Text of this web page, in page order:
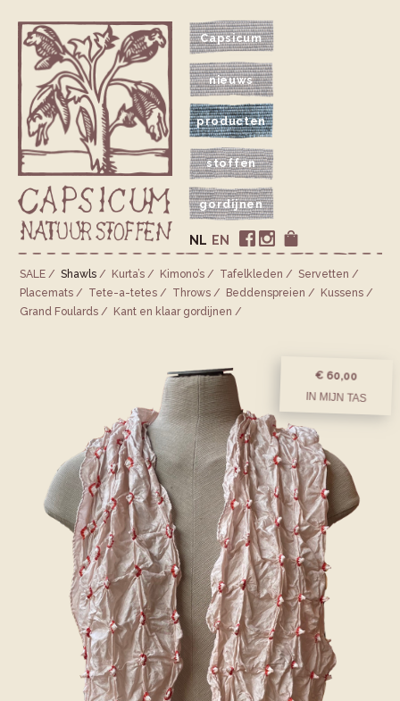
Capsicum
nieuws
producten
stoffen
gordijnen
EN
NL
SALE Shawls Kurta’s Kimono’s Tafelkleden
Servetten
Placemats
Tete-a-tetes Throws Bedden­spreien
Kussens
Grand Foulards
Kant en klaar gordijnen
€ 60,00
IN MIJN TAS